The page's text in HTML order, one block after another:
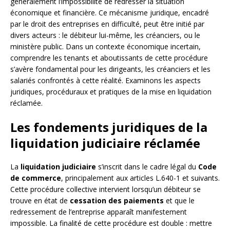
économique et financière. Ce mécanisme juridique, encadré
par le droit des entreprises en difficulté, peut être initié par
divers acteurs : le débiteur lui-même, les créanciers, ou le
ministère public. Dans un contexte économique incertain,
comprendre les tenants et aboutissants de cette procédure
s’avère fondamental pour les dirigeants, les créanciers et les
salariés confrontés à cette réalité. Examinons les aspects
juridiques, procéduraux et pratiques de la mise en liquidation
réclamée.
Les fondements juridiques de la
liquidation judiciaire réclamée
La liquidation judiciaire s’inscrit dans le cadre légal du Code
de commerce, principalement aux articles L.640-1 et suivants.
Cette procédure collective intervient lorsqu’un débiteur se
trouve en état de cessation des paiements et que le
redressement de l’entreprise apparaît manifestement
impossible. La finalité de cette procédure est double : mettre